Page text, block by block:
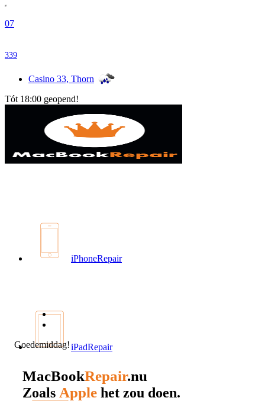
07
339
Casino 33, Thorn
Tót 18:00 geopend!
iPhoneRepair
iPadRepair
Goedemiddag!
MacBookRepair.nu
Zoals Apple het zou doen.